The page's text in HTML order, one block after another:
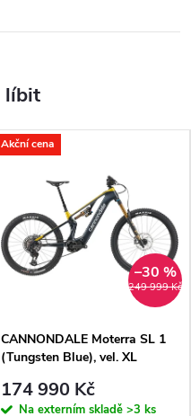
Akční cena
249 999 Kč
–30 %
CANNONDALE Moterra SL 1
(Tungsten Blue), vel. XL
174 990 Kč
Na externím skladě >3 ks